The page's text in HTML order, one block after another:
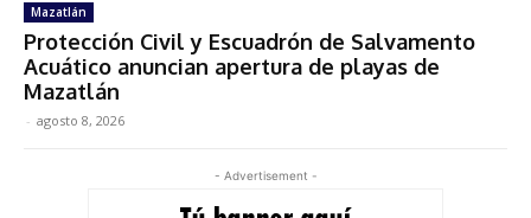
Mazatlán
Protección Civil y Escuadrón de Salvamento
Acuático anuncian apertura de playas de
Mazatlán
- agosto 8, 2026
- Advertisement -